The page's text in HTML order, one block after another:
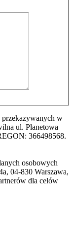
przekazywanych w
ul. Planetowa
366498568.
osobowych
04-830 Warszawa,
dla celów